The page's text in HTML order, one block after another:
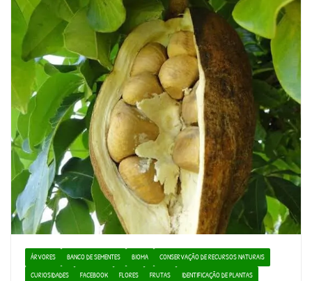
ÁRVORES BANCO DE SEMENTES BIOMA
CONSERVAÇÃO DE RECURSOS NATURAIS
CURIOSIDADES
FACEBOOK FLORES FRUTAS
IDENTIFICAÇÃO DE PLANTAS